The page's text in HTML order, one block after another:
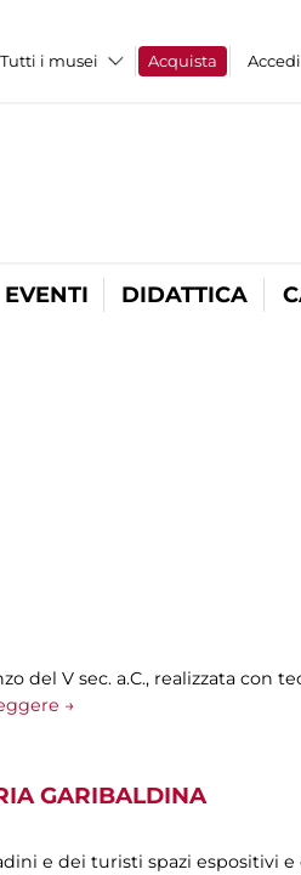
Tutti i musei Acquista Accedi
EVENTI DIDATTICA
del V sec. a.C., realizzata con
→
GARIBALDINA
e dei turisti spazi espositivi e